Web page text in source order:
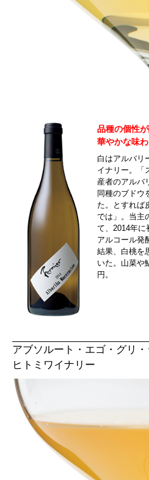
品種の個性
華やかな味わ
白はアルバリ
イナリー。「
産者のアルバ
同種のブドウ
た。とすれば
では」。当主
て、2014年に
アルコール発
結果、白桃を
いた。山菜や
円。
アブソルート・エゴ・グリ
ヒトミワイナリー